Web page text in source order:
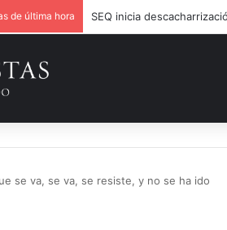
de última hora
se va, se va, se resiste, y no se ha ido